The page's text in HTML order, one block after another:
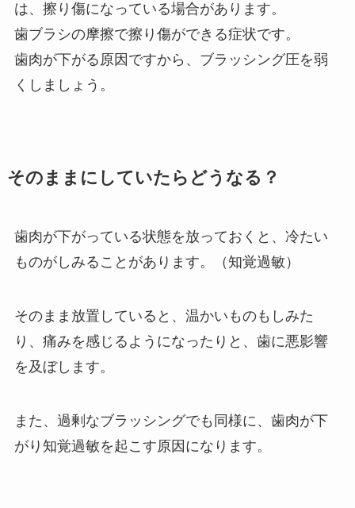
は、擦り傷になっている場合があります。
歯ブラシの摩擦で擦り傷ができる症状です。
歯肉が下がる原因ですから、ブラッシング圧を弱
くしましょう。
そのままにしていたらどうなる？
歯肉が下がっている状態を放っておくと、冷たい
ものがしみることがあります。（知覚過敏）
そのまま放置していると、温かいものもしみた
り、痛みを感じるようになったりと、歯に悪影響
を及ぼします。
また、過剰なブラッシングでも同様に、歯肉が下
がり知覚過敏を起こす原因になります。